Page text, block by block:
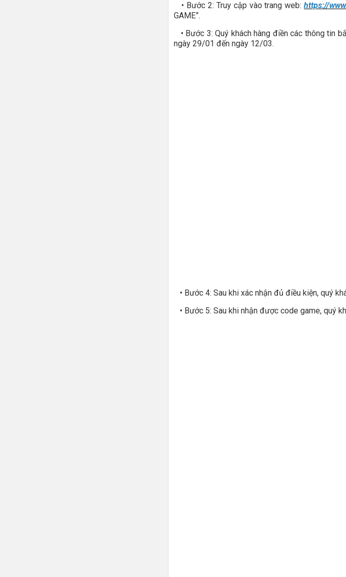
• Bước 2: Truy cập vào trang web:https://
GAME”.
• Bước 3: Quý khách hàng điền các thông tin
ngày 29/01 đến ngày 12/03.
• Bước 4: Sau khi xác nhận đủ điều kiện, quý
• Bước 5: Sau khi nhận được code game, quý